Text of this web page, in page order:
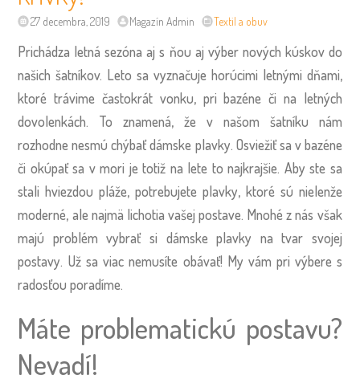
27 decembra, 2019 Magazín Admin Textil a obuv
Prichádza letná sezóna aj s ňou aj výber nových kúskov do
našich šatníkov. Leto sa vyznačuje horúcimi letnými dňami,
ktoré trávime častokrát vonku, pri bazéne či na letných
dovolenkách. To znamená, že v našom šatníku nám
rozhodne nesmú chýbať dámske plavky. Osviežiť sa v bazéne
či okúpať sa v mori je totiž na lete to najkrajšie. Aby ste sa
stali hviezdou pláže, potrebujete plavky, ktoré sú nielenže
moderné, ale najmä lichotia vašej postave. Mnohé z nás však
majú problém vybrať si dámske plavky na tvar svojej
postavy. Už sa viac nemusíte obávať! My vám pri výbere s
radosťou poradíme.
Máte problematickú postavu?
Nevadí!